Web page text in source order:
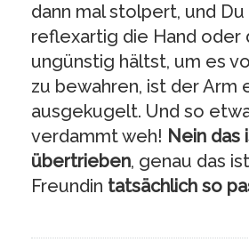
dann mal stolpert, und Du
reflexartig die Hand oder
ungünstig hältst, um es
zu bewahren, ist der Arm
ausgekugelt. Und so
verdammt weh! Nein das
übertrieben, genau das
Freundin tatsächlich so